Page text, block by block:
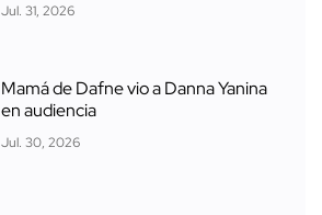
Jul. 31, 2026
Mamá de Dafne vio a Danna Yanina
en audiencia
Jul. 30, 2026